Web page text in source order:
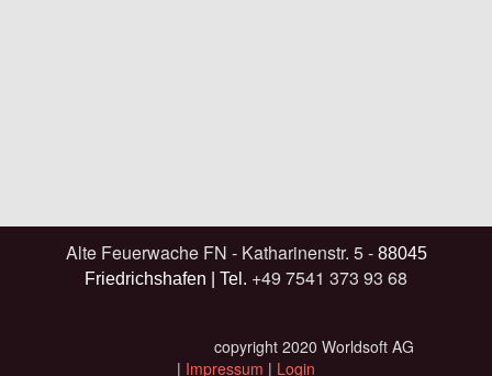
Alte Feuerwache FN - Katharinenstr. 5 - 88045
Friedrichshafen
| Tel. +49 7541 373 93 68
copyright 2020 Worldsoft AG
| Impressum | Login